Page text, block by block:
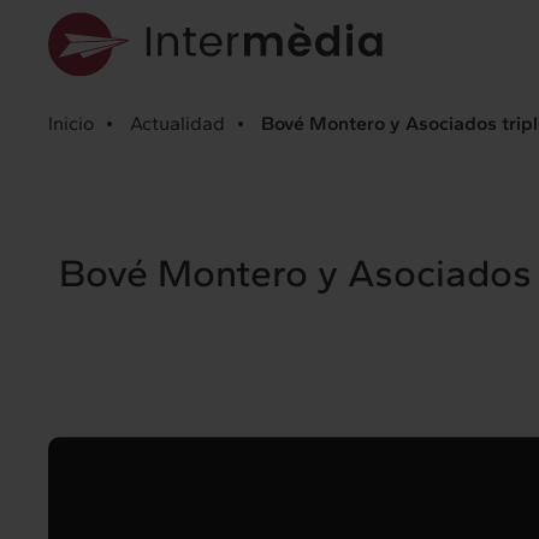
Inicio Actualidad Bové Montero y Asociados
Bové Montero y